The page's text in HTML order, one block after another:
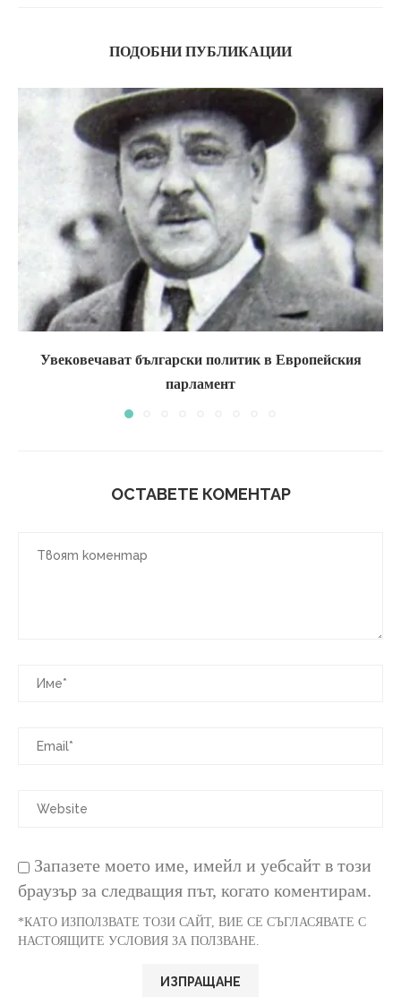
ПОДОБНИ ПУБЛИКАЦИИ
Увековечават български политик в Европейския
парламент
ОСТАВЕТЕ КОМЕНТАР
Запазете моето име, имейл и уебсайт в този
браузър за следващия път, когато коментирам.
*КАТО ИЗПОЛЗВАТЕ ТОЗИ САЙТ, ВИЕ СЕ СЪГЛАСЯВАТЕ С
НАСТОЯЩИТЕ УСЛОВИЯ ЗА ПОЛЗВАНЕ.